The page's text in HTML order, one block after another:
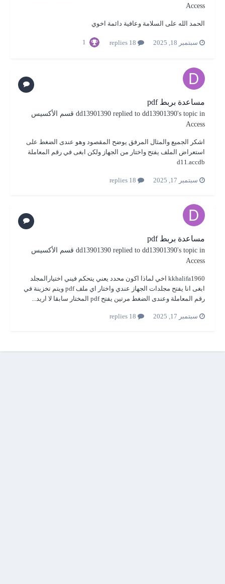
Access
الحمد الله على السلامة وعافية دائمة اخوي
سبتمبر 18, 2025 1
مساعدة بربط pdf
dd13901390 replied to dd13901390's topic in
قسم الأكسيس
Access
اشكر الجميع والمثال المرفق يوضح المقصود وهو عندى الضغط على
استعراض الملف يفتح واختار من الجهاز ولكن ابغى في رقم المعاملة
d11.accdb
سبتمبر 17, 2025
مساعدة بربط pdf
dd13901390 replied to dd13901390's topic in
قسم الأكسيس
Access
kkhalifa1960 اخي لماذا اكون محدد يعني يتحكم فيني اختيارالمجلد
ابغى انا يفتح مجلدات الجهاز عندي واختار اي ملف pdf ويتم تخزينة في
رقم المعاملة وعندى الضغط مرتين يفتح pdf المختار سابقا لا اريد...
سبتمبر 17, 2025